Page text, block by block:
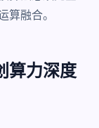
算融合。
算力深度